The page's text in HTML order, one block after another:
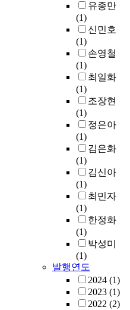
유종만
(1)
신민호
(1)
손영철
(1)
최일화
(1)
조장현
(1)
정은아
(1)
김은화
(1)
김신아
(1)
최민자
(1)
한정화
(1)
박성미
(1)
발행연도
2024 (1)
2023 (1)
2022 (2)